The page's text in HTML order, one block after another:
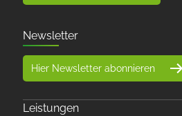
Newsletter
Hier Newsletter abonnieren
Leistungen